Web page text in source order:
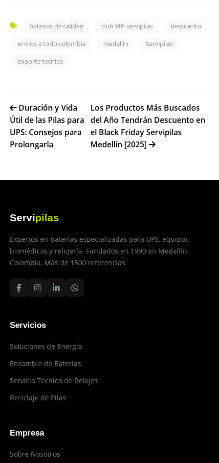
baterias de calidad club VIP servipilas
descuento
envios a todo colombia
medellin
Servipilas
soporte tecnico
Duración y Vida
Útil de las Pilas para
UPS: Consejos para
Prolongarla
Los Productos Más Buscados
del Año Tendrán Descuento en
el Black Friday Servipilas
Medellín [2025]
Servipilas
Expertos en baterías especializadas para UPS, equipos
biomédicos y relojería. Fundados en 1990 en Medellín,
Colombia. Más de 1500 referencias.
Servicios
Soluciones de Energía
Ensamble de Baterías
Servicio Técnico de Relojes
Reciclaje de Pilas
Empresa
Sobre Nosotros